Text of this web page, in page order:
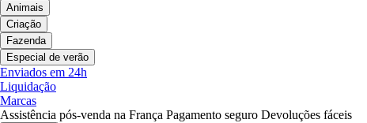
Animais
Criação
Fazenda
Especial de verão
Enviados em 24h
Liquidação
Marcas
Assistência pós-venda na França Pagamento seguro Devoluções fáceis